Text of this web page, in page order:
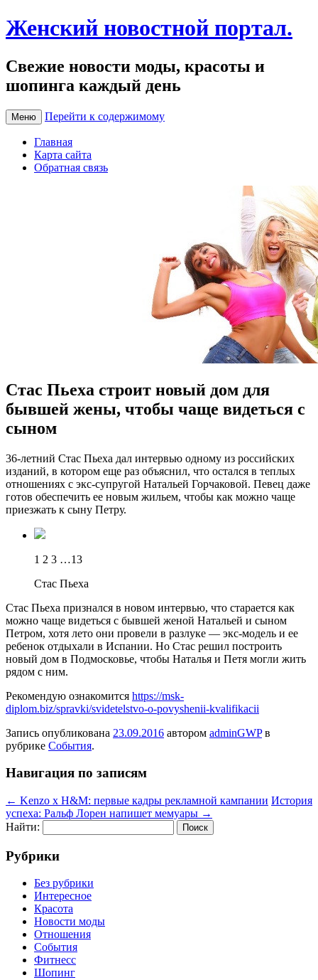
Женский новостной портал.
Свежие новости моды, красоты и
шопинга каждый день
Меню Перейти к содержимому
Главная
Карта сайта
Обратная связь
Стас Пьеха строит новый дом для
бывшей жены, чтобы чаще видеться с
сыном
36-лeтний Стaс Пьеха дал интервью одному из российских
изданий, в котором еще раз объяснил, что остался в теплых
отношениях с экс-супругой Натальей Горчаковой. Певец даже
готов обеспечить ее новым жильем, чтобы как можно чаще
приезжать к сыну Петру.
1 2 3 …13
Стас Пьеха
Стас Пьеха признался в новом интервью, что старается как
можно чаще видеться с бывшей женой Натальей и сыном
Петром, хотя лето они провели в разлуке — экс-модель и ее
ребенок отдыхали в Испании. Но Стас решил построить
новый дом в Подмосковье, чтобы Наталья и Петя могли жить
рядом с ним.
Рекомендую ознакомится https://msk-
diplom.biz/spravki/svidetelstvo-o-povyshenii-kvalifikacii
Запись опубликована 23.09.2016 автором adminGWPв
рубрике События.
Навигация по записям
← Kenzo x H&M: первые кадры рекламной кампании История
успеха: Ральф Лорен напишет мемуары →
Найти:
Рубрики
Без рубрики
Интересное
Красота
Новости моды
Отношения
События
Фитнесс
Шопинг